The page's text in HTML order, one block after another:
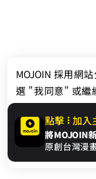
聯絡我們
© 2024
點擊 加入
將MOJOIN
原創台灣漫
MOJOIN 採用網
選 "我同意" 或繼
Cookie，欲瞭解